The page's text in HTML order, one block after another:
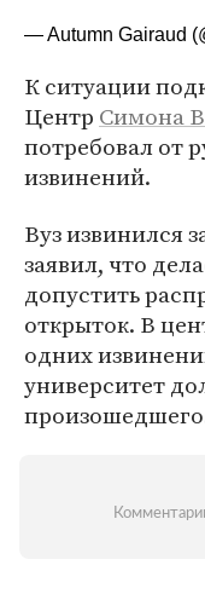
— Autumn Gairaud
К ситуации
Центр Симона
потребовал от
извинений.
Вуз извинился
заявил, что
допустить
открыток. В
одних
университет